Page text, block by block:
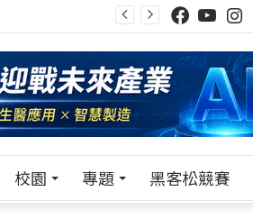
校園 專題 黑客松競賽